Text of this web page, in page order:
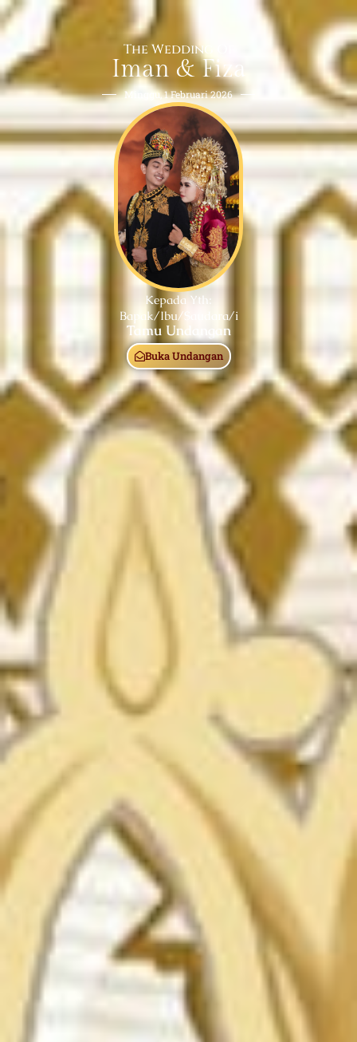
The Wedding Of
Iman & Fiza
Minggu, 1 Februari 2026
Kepada Yth:
Bapak/Ibu/Saudara/i
Tamu Undangan
Buka Undangan